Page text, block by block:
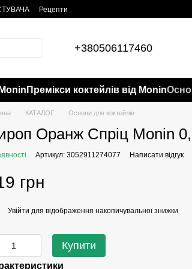
Рецепти
+380506117460
Премікси коктейлів від Monin
КАТАЛОГ Основи для коктейлів
Оранж Спріц Monin
Артикул: 3052911274077 Написати відгук
грн
Увійти для відображення накопичувальної знижки
Купити